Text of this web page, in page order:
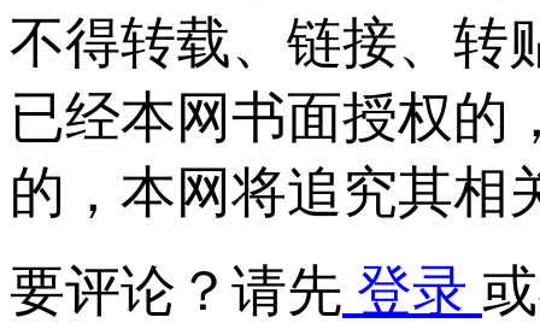
不得转载、链接、转
已经本网书面授权的
的，本网将追究其相
要评论？请先 登录